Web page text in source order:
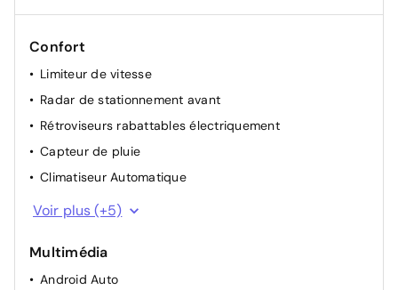
Confort
Limiteur de vitesse
Radar de stationnement avant
Rétroviseurs rabattables électriquement
Capteur de pluie
Climatiseur Automatique
Reconnaissance des panneaux de signalisation
Régulateur de vitesse
Radar de stationnement arrière
Voir plus (+5)
Multimédia
Android Auto